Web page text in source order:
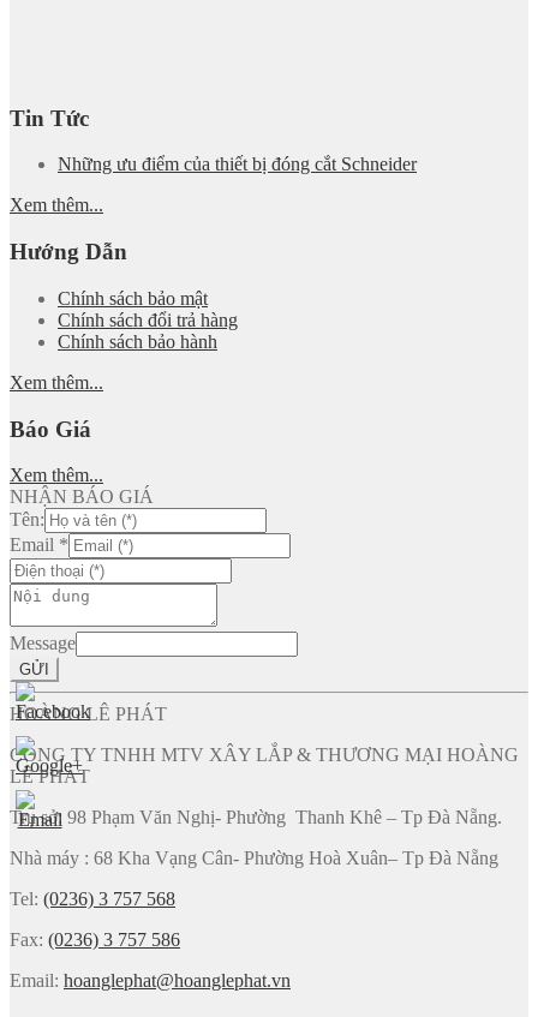
Tin Tức
Những ưu điểm của thiết bị đóng cắt Schneider
Xem thêm...
Hướng Dẫn
Chính sách bảo mật
Chính sách đổi trả hàng
Chính sách bảo hành
Xem thêm...
Báo Giá
Xem thêm...
NHẬN BÁO GIÁ
Tên:
Email *
Message
GỬI
HOÀNG LÊ PHÁT
CÔNG TY TNHH MTV XÂY LẮP & THƯƠNG MẠI HOÀNG
LÊ PHÁT
Trụ sở: 98 Phạm Văn Nghị- Phường Thanh Khê – Tp Đà Nẵng.
Nhà máy : 68 Kha Vạng Cân- Phường Hoà Xuân– Tp Đà Nẵng
Tel: (0236) 3 757 568
Fax: (0236) 3 757 586
Email: hoanglephat@hoanglephat.vn